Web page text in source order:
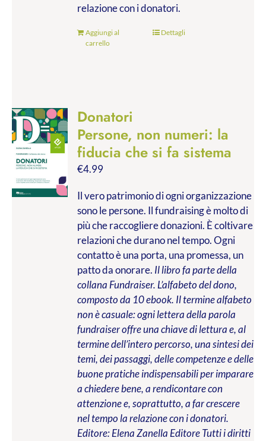
relazione con i donatori.
Aggiungi al
carrello
Dettagli
Donatori
Persone, non numeri: la
fiducia che si fa sistema
€4.99
Il vero patrimonio di ogni organizzazione
sono le persone. Il fundraising è molto di
più che raccogliere donazioni. È coltivare
relazioni che durano nel tempo. Ogni
contatto è una porta, una promessa, un
patto da onorare. Il libro fa parte della
collana Fundraiser. L’alfabeto del dono,
composto da 10 ebook. Il termine alfabeto
non è casuale: ogni lettera della parola
fundraiser offre una chiave di lettura e, al
termine dell’intero percorso, una sintesi dei
temi, dei passaggi, delle competenze e delle
buone pratiche indispensabili per imparare
a chiedere bene, a rendicontare con
attenzione e, soprattutto, a far crescere
nel tempo la relazione con i donatori.
Editore: Elena Zanella EditoreTutti i diritti